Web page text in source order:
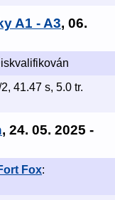
A1 - A3, 06.
2, 41.47 s, 5.0 tr.
, 24. 05. 2025 -
Fox: